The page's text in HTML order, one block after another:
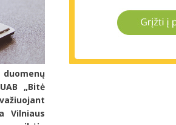
„Bitė
Vilniaus